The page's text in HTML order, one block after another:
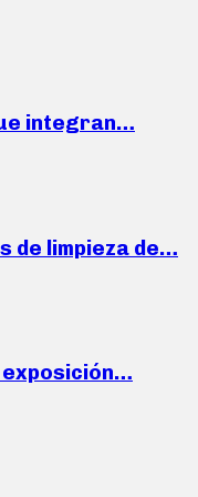
integran…
de limpieza de…
exposición…